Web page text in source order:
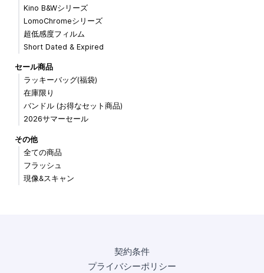
Kino B&Wシリーズ
LomoChromeシリーズ
超低感度フィルム
Short Dated & Expired
セール商品
ラッキーバッグ(福袋)
在庫限り
バンドル (お得なセット商品)
2026サマーセール
その他
全ての商品
フラッシュ
現像&スキャン
契約条件
プライバシーポリシー